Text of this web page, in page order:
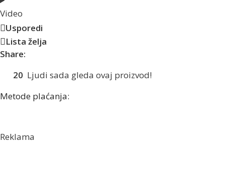
Video
Usporedi
Lista želja
Share:
20 Ljudi sada gleda ovaj proizvod!
Metode plaćanja:
Reklama